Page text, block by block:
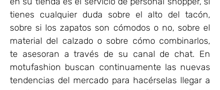
tienes cualquier duda sobre el alto del tacón,
sobre si los zapatos son cómodos o no, sobre el
material del calzado o sobre cómo combinarlos,
te asesoran a través de su canal de chat. En
motufashion buscan continuamente las nuevas
tendencias del mercado para hacérselas llegar a